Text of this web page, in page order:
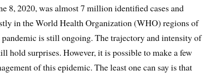
8, 2020, was almost 7 million identified cases and
in the World Health Organization (WHO) regions of
is still ongoing. The trajectory and intensity of
hold surprises. However, it is possible to make a few
of this epidemic. The least one can say is that